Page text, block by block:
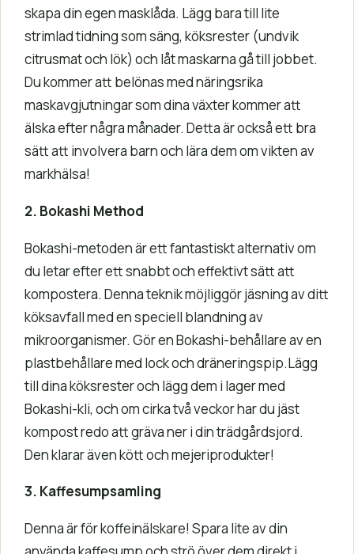
skapa din egen masklåda. Lägg bara till lite
strimlad tidning som säng, köksrester (undvik
citrusmat och lök) och låt maskarna gå till jobbet.
Du kommer att belönas med näringsrika
maskavgjutningar som dina växter kommer att
älska efter några månader. Detta är också ett bra
sätt att involvera barn och lära dem om vikten av
markhälsa!
2. Bokashi Method
Bokashi-metoden är ett fantastiskt alternativ om
du letar efter ett snabbt och effektivt sätt att
kompostera. Denna teknik möjliggör jäsning av ditt
köksavfall med en speciell blandning av
mikroorganismer. Gör en Bokashi-behållare av en
plastbehållare med lock och dräneringspip.Lägg
till dina köksrester och lägg dem i lager med
Bokashi-kli, och om cirka två veckor har du jäst
kompost redo att gräva ner i din trädgårdsjord.
Den klarar även kött och mejeriprodukter!
3. Kaffesumpsamling
Denna är för koffeinälskare! Spara lite av din